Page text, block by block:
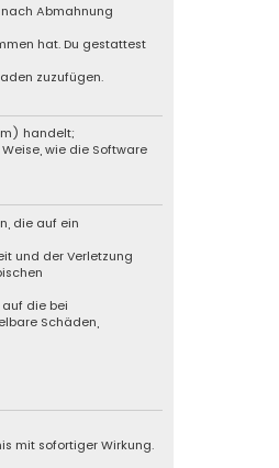
Abmahnung
hat. Du gestattest
zuzufügen.
handelt;
wie die Software
die auf ein
und der Verletzung
die bei
Schäden,
mit sofortiger Wirkung.